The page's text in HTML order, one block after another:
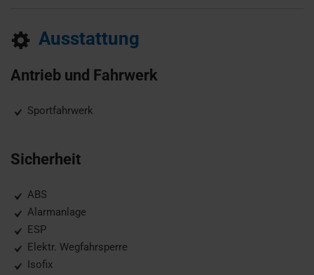
Ausstattung
Antrieb und Fahrwerk
Sportfahrwerk
Sicherheit
ABS
Alarmanlage
ESP
Elektr. Wegfahrsperre
Isofix